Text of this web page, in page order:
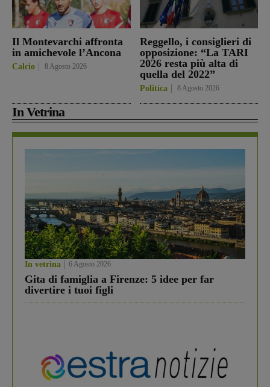
Il Montevarchi affronta
in amichevole l’Ancona
Calcio 8 Agosto 2026
Reggello, i consiglieri di
opposizione: “La TARI
2026 resta più alta di
quella del 2022”
Politica 8 Agosto 2026
In Vetrina
In vetrina 6 Agosto 2026
Gita di famiglia a Firenze: 5 idee per far
divertire i tuoi figli